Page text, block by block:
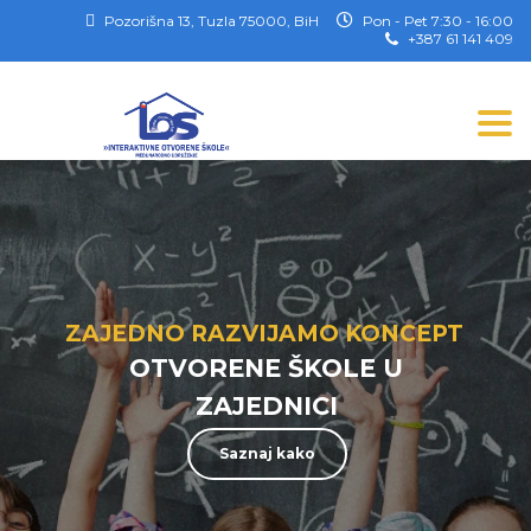
Pon - Pet 7:30 - 16:00
Pozorišna 13, Tuzla 75000, BiH
+387 61 141 409
OTVORENE ŠKOLE U
ZAJEDNICI
ZAJEDNO RAZVIJAMO KONCEPT
Saznaj kako